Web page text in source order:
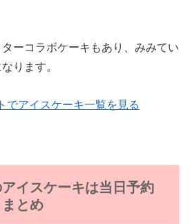
ーコラボケーキもあり、みみてい
ります。
でアイスケーキ一覧を見る
イスケーキは当日予約
とめ